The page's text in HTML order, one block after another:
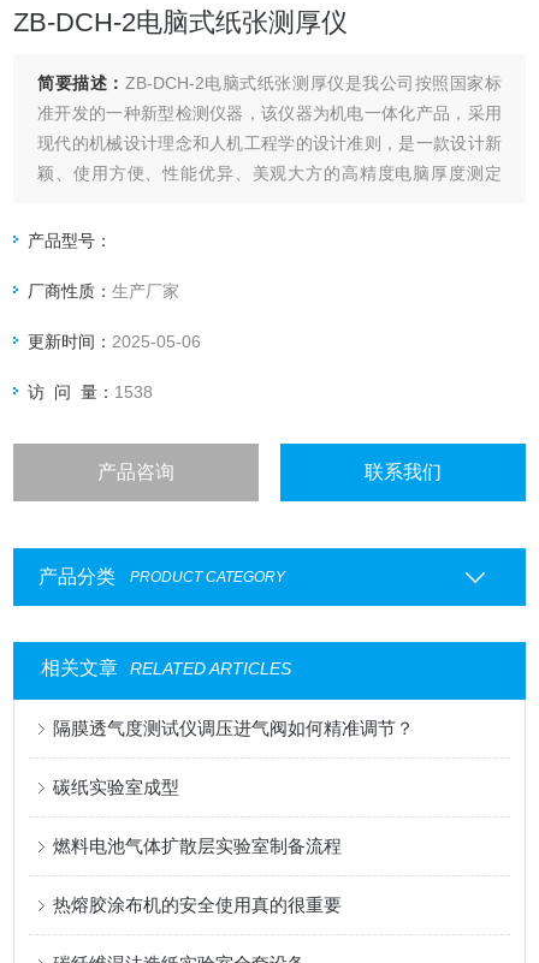
ZB-DCH-2电脑式纸张测厚仪
简要描述： ZB-DCH-2电脑式纸张测厚仪是我公司按照国家标
准开发的一种新型检测仪器，该仪器为机电一体化产品，采用
现代的机械设计理念和人机工程学的设计准则，是一款设计新
颖、使用方便、性能优异、美观大方的高精度电脑厚度测定
试、转换、显示、记忆、打印、数据处理功能，是造纸、包
产品型号：
厂商性质：生产厂家
更新时间： 2025-05-06
访 问 量： 1538
产品咨询 联系我们
产品分类 PRODUCT CATEGORY
相关文章 RELATED ARTICLES
隔膜透气度测试仪调压进气阀如何精准调节？
碳纸实验室成型
燃料电池气体扩散层实验室制备流程
热熔胶涂布机的安全使用真的很重要